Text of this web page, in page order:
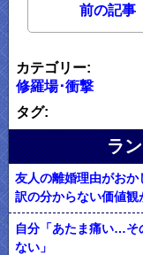
前の記事
カテゴリー:
修羅場･衝撃
タグ:
ラ
友人の離婚理由がおか
訳の分からない価値観
自分「あたま痛い…
ない」